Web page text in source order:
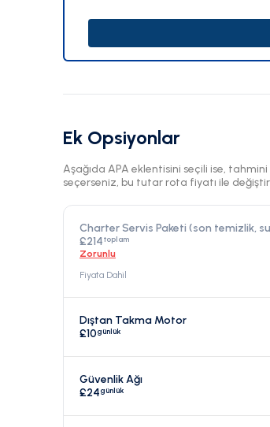
Ek Opsiyonlar
Aşağıda APA eklentisini seçili ise,
seçerseniz, bu tutar rota fiyatı ile
Charter Servis Paketi (son temizlik,
£214toplam
Zorunlu
Fiyata Dahil
Dıştan Takma Motor
£10günlük
Güvenlik Ağı
£24günlük